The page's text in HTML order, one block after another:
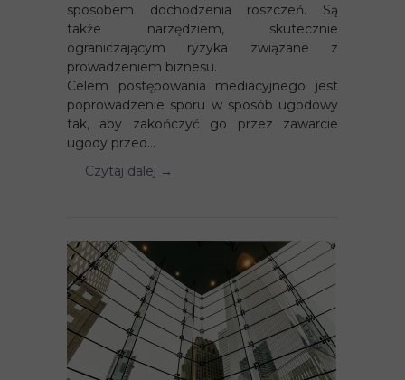
sposobem dochodzenia roszczeń. Są
także narzędziem, skutecznie
ograniczającym ryzyka związane z
prowadzeniem biznesu.
Celem postępowania mediacyjnego jest
poprowadzenie sporu w sposób ugodowy
tak, aby zakończyć go przez zawarcie
ugody przed...
Czytaj dalej →